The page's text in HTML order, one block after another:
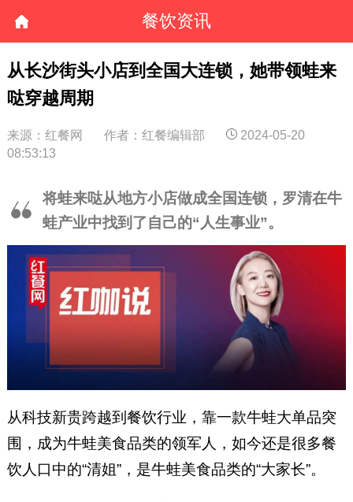
餐饮资讯
从长沙街头小店到全国大连锁，她带领蛙来
哒穿越周期
来源：红餐网 作者：红餐编辑部
2024-05-20
08:53:13
将蛙来哒从地方小店做成全国连锁，罗清在牛
蛙产业中找到了自己的“人生事业”。
从科技新贵跨越到餐饮行业，靠一款牛蛙大单品突
围，成为牛蛙美食品类的领军人，如今还是很多餐
饮人口中的“清姐”，是牛蛙美食品类的“大家长”。